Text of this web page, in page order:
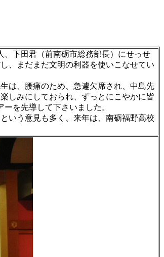
下田君（前南砺市総務部長）にせっせ
、まだまだ文明の利器を使いこなせてい
は、腰痛のため、急遽欠席され、中島先
しみにしておられ、ずっとにこやかに皆
を先導して下さいました。
いう意見も多く、来年は、南砺福野高校